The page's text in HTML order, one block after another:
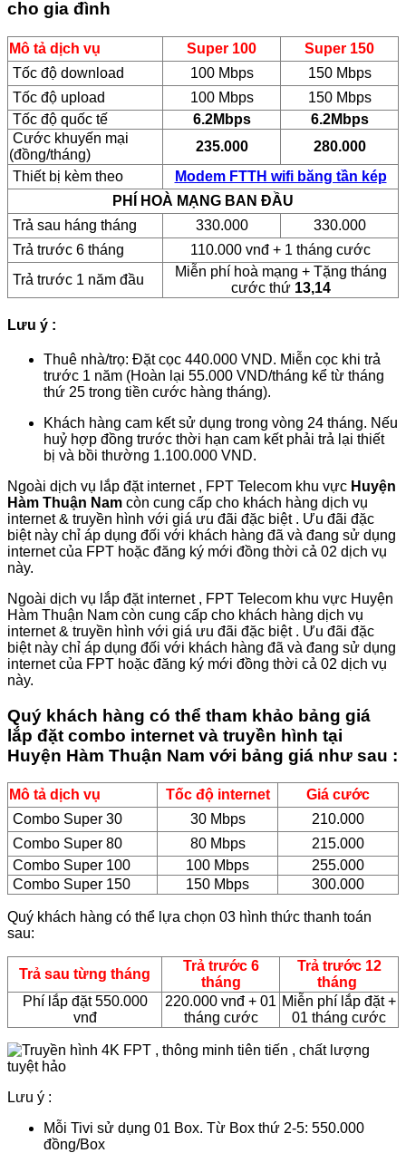
cho gia đình
Mô tả dịch vụ Super 100
Super 150
Tốc độ download
100 Mbps
150 Mbps
Tốc độ upload
100 Mbps
150 Mbps
Tốc độ quốc tế
6.2Mbps
6.2Mbps
Cước khuyến mại
(đồng/tháng)
235.000
280.000
Thiết bị kèm theo
Modem FTTH wifi băng tần kép
PHÍ HOÀ MẠNG BAN ĐẦU
Trả sau háng tháng
330.000
330.000
Trả trước 6 tháng
110.000 vnđ + 1 tháng cước
Trả trước 1 năm đầu
Miễn phí hoà mạng + Tặng tháng
cước thứ 13,14
Lưu ý :
Thuê nhà/trọ: Đặt cọc 440.000 VND. Miễn cọc khi trả
trước 1 năm (Hoàn lại 55.000 VND/tháng kể từ tháng
thứ 25 trong tiền cước hàng tháng).
Khách hàng cam kết sử dụng trong vòng 24 tháng. Nếu
huỷ hợp đồng trước thời hạn cam kết phải trả lại thiết
bị và bồi thường 1.100.000 VND.
Ngoài dịch vụ lắp đặt internet , FPT Telecom khu vực Huyện
Hàm Thuận Nam còn cung cấp cho khách hàng dịch vụ
internet & truyền hình với giá ưu đãi đặc biệt . Ưu đãi đặc
biệt này chỉ áp dụng đối với khách hàng đã và đang sử dụng
internet của FPT hoặc đăng ký mới đồng thời cả 02 dịch vụ
này.
Ngoài dịch vụ lắp đặt internet , FPT Telecom khu vực Huyện
Hàm Thuận Nam còn cung cấp cho khách hàng dịch vụ
internet & truyền hình với giá ưu đãi đặc biệt . Ưu đãi đặc
biệt này chỉ áp dụng đối với khách hàng đã và đang sử dụng
internet của FPT hoặc đăng ký mới đồng thời cả 02 dịch vụ
này.
Quý khách hàng có thể tham khảo bảng giá
lắp đặt combo internet và truyền hình tại
Huyện Hàm Thuận Nam với bảng giá như sau :
Mô tả dịch vụ Tốc độ internet
Giá cước
Combo Super 30
30 Mbps
210.000
Combo Super 80
80 Mbps
215.000
Combo Super 100
100 Mbps
255.000
Combo Super 150
150 Mbps 300.000
Quý khách hàng có thể lựa chọn 03 hình thức thanh toán
sau:
Trả sau từng tháng
Trả trước 6
tháng
Trả trước 12
tháng
Phí lắp đặt 550.000
vnđ
220.000 vnđ + 01
tháng cước
Miễn phí lắp đặt +
01 tháng cước
Lưu ý :
Mỗi Tivi sử dụng 01 Box. Từ Box thứ 2-5: 550.000
đồng/Box